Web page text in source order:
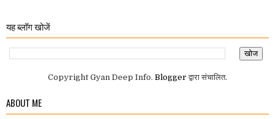
यह ब्लॉग खोजें
Copyright Gyan Deep Info. Blogger द्वारा संचालित.
ABOUT ME